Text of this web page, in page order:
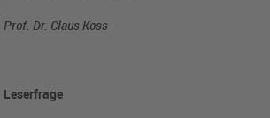
Prof. Dr. Claus Koss
Leserfrage